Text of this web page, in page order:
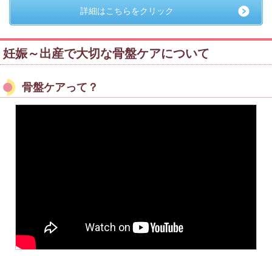
詳細はこちらをクリック
妊娠～出産で大切な骨盤ケアについて
骨盤ケアって？